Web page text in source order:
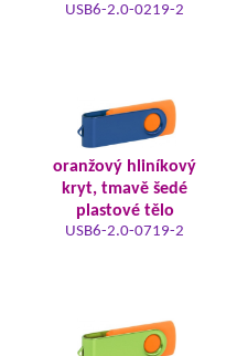
USB6-2.0-0219-2
oranžový hliníkový
kryt, tmavě šedé
plastové tělo
USB6-2.0-0719-2